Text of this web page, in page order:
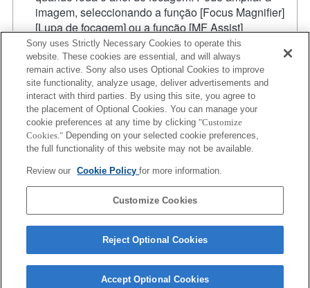
imagem, seleccionando a função [Focus Magnifier]
[Lupa de focagem] ou a função [MF Assist]
[Assistência MF] para qualquer tecla nas "Custom
Key Settings" [Definições de teclas personalizadas].
A função de obturador de toque não funciona.
A compensação de vibração está disponível com 3
eixos (guinada/inclinação/rolamento ou
Pitch/Yaw/Roll) com SteadyShot INSIDE.
Apesar de conseguir efetuar a focagem automática,
por vezes é difícil focar num objeto utilizando esta
função quando está a fotografar cenas escuras ou
quando um objeto está situado nos cantos do ecrã ou
está significativamente desfocado.
Contact Us
Sony uses Strictly Necessary Cookies to operate this
website. These cookies are essential, and will always
remain active. Sony also uses Optional Cookies to improve
site functionality, analyze usage, deliver advertisements and
interact with third parties. By using this site, you agree to
the placement of Optional Cookies. You can manage your
cookie preferences at any time by clicking "Customize
Cookies." Depending on your selected cookie preferences,
the full functionality of this website may not be available.
Review our Cookie Policyfor more information.
Customize Cookies
Reject Optional Cookies
Accept Optional Cookies